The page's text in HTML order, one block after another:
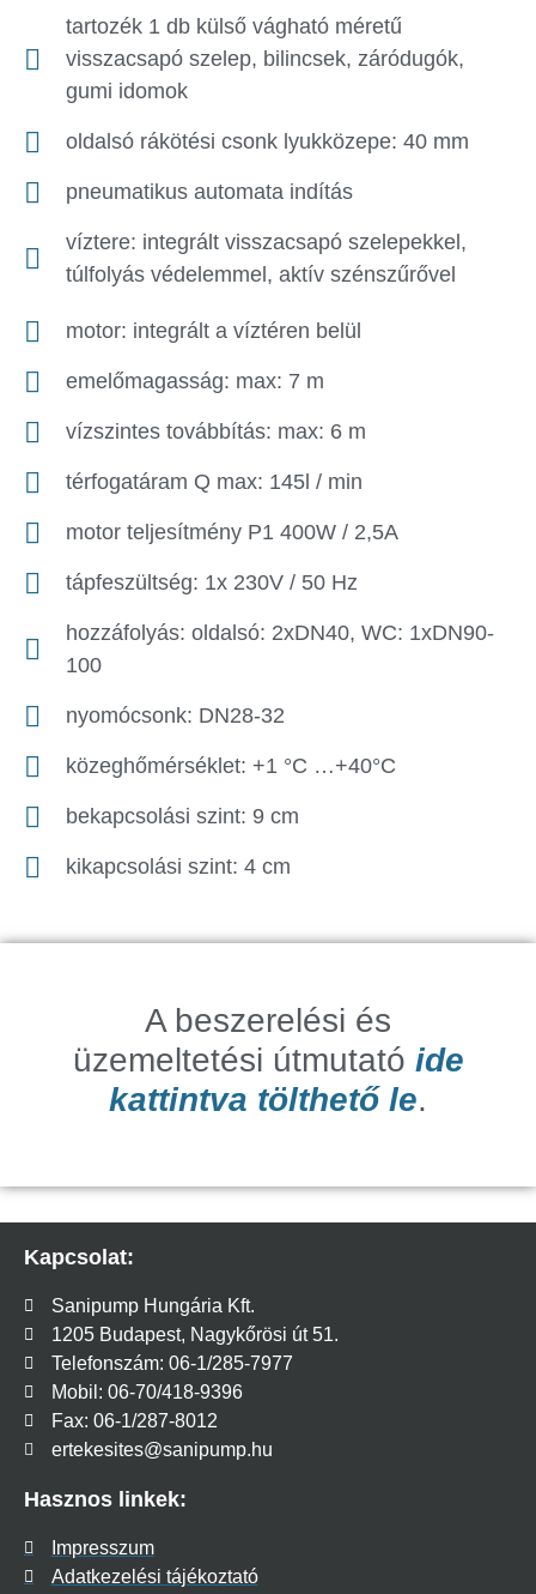
tartozék 1 db külső vágható méretű
visszacsapó szelep, bilincsek, záródugók,
gumi idomok
oldalsó rákötési csonk lyukközepe: 40 mm
pneumatikus automata indítás
víztere: integrált visszacsapó szelepekkel,
túlfolyás védelemmel, aktív szénszűrővel
motor: integrált a víztéren belül
emelőmagasság: max: 7 m
vízszintes továbbítás: max: 6 m
térfogatáram Q max: 145l / min
motor teljesítmény P1 400W / 2,5A
tápfeszültség: 1x 230V / 50 Hz
hozzáfolyás: oldalsó: 2xDN40, WC: 1xDN90-
100
nyomócsonk: DN28-32
közeghőmérséklet: +1 °C …+40°C
bekapcsolási szint: 9 cm
kikapcsolási szint: 4 cm
A beszerelési és
üzemeltetési útmutató ide
kattintva tölthető le.
Kapcsolat:
Sanipump Hungária Kft.
1205 Budapest, Nagykőrösi út 51.
Telefonszám: 06-1/285-7977
Mobil: 06-70/418-9396
Fax: 06-1/287-8012
ertekesites@sanipump.hu
Hasznos linkek:
Impresszum
Adatkezelési tájékoztató